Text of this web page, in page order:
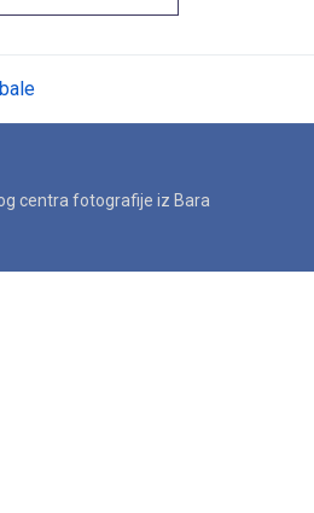
centra fotografije iz Bara